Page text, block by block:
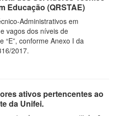
Educação (QRSTAE)
Administrativos em
vagos dos níveis de
“E”, conforme Anexo I da
2017.
ativos pertencentes ao
da Unifei.